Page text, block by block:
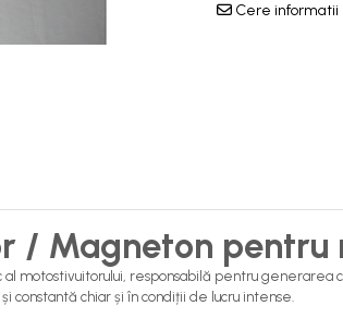
Cere informatii
/ Magneton pentru
motostivuitorului, responsabilă pentru
chiar și în condiții de lucru intense.